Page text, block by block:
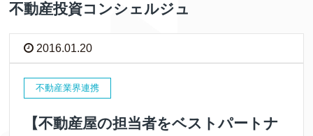
不動産投資コンシェルジュ
2016.01.20
不動産業界連携
【不動産屋の担当者をベストパートナ